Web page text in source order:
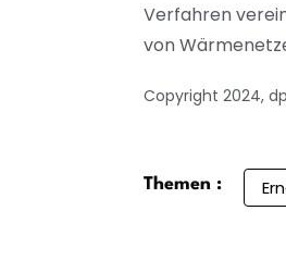
Verfahren
von
Copyright 2024,
Themen :